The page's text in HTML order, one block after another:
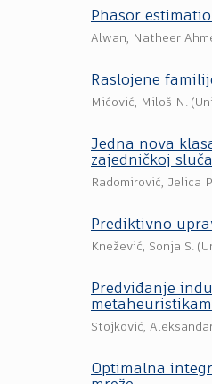
Phasor
Alwan, Natheer
Raslojene
Mićović, Miloš N. (
Jedna nova
zajedničkoj
Radomirović, Jelica
Prediktivno
Knežević, Sonja S. (
Predviđanje
Stojković,
Optimalna